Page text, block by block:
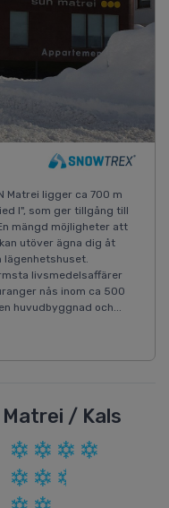
Matrei ligger ca 700 m
I", som ger tillgång till
mängd möjligheter att
utöver ägna dig åt
lägenhetshuset.
livsmedelsaffärer
nås inom ca 500
huvudbyggnad och...
/ Kals